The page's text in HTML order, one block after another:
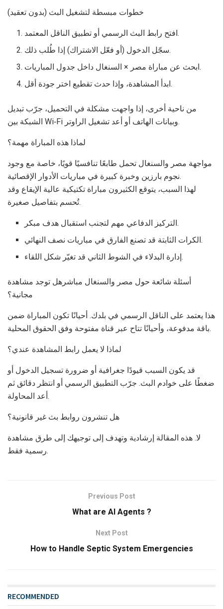
خطوات مبسطة لتشغيل البث (بدون تعقيد)
افتح رابط البث الرسمي أو تطبيق الناقل المعتمد.
سجّل الدخول (أو فعّل الاشتراك) إذا طُلب ذلك.
ابحث عن مباراة مصر × السنغال داخل جدول المباريات.
ابدأ المشاهدة، وإذا حدث تقطيع اختر جودة أقل.
من ناحية أخرى، إذا واجهت مشكلة في التحميل، جرّب تبديل
الشبكة بين Wi‑Fi وبيانات الهاتف أو أعد تشغيل الراوتر.
لماذا هذه المباراة مهمة؟
مواجهة مصر والسنغال تحمل طابعًا تنافسيًا قويًا، خاصة مع وجود
نجوم بارزين وخبرة كبيرة في مباريات الأدوار الإقصائية.
لهذا السبب، يتوقع الكثيرون مباراة تكتيكية عالية الإيقاع وقد
تُحسم بتفاصيل صغيرة.
التركيز الدفاعي مهم لتجنب استقبال هدف مبكر.
الكرات الثابتة قد تصنع الفارق في مباريات نصف النهائي.
إدارة البدلاء في الشوط الثاني قد تغيّر شكل اللقاء.
أسئلة شائعة حول مصر والسنغال مباشرهل توجد مشاهدة
مجانية؟
هذا يعتمد على الناقل الرسمي في بلدك. أحيانًا تكون المباراة ضمن
باقة مدفوعة، وأحيانًا تتاح عبر قناة مفتوحة وفق الحقوق المحلية.
لماذا لا يعمل رابط المشاهدة عندي؟
قد يكون السبب قيودًا جغرافية أو ضرورة تسجيل الدخول أو
ضغطًا على خوادم البث. جرّب التطبيق الرسمي أو انتظر دقائق ثم
أعد المحاولة.
هل تنشرون روابط بث غير قانونية؟
لا. هذه المقالة إرشادية وتهدف إلى توجيهك إلى طرق مشاهدة
رسمية فقط.
Previous Post
What are AI Agents ?
Next Post
How to Handle Septic System Emergencies
RECOMMENDED